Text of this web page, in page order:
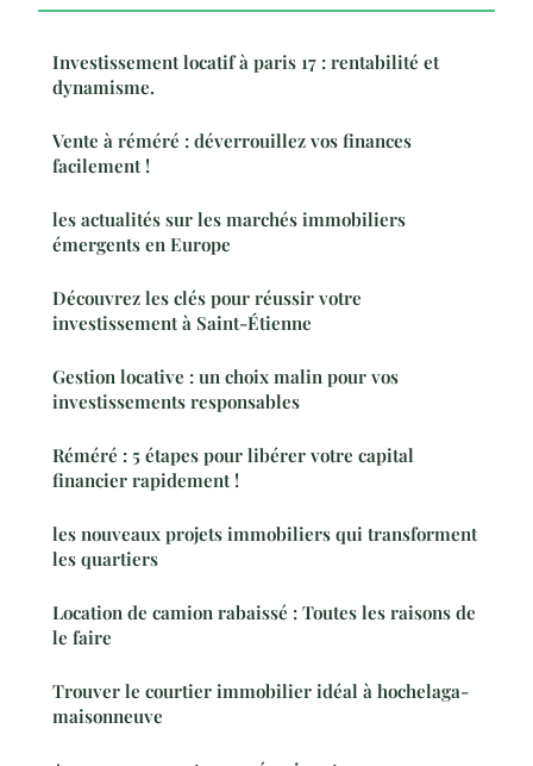
Investissement locatif à paris 17 : rentabilité et
dynamisme.
Vente à réméré : déverrouillez vos finances
facilement !
les actualités sur les marchés immobiliers
émergents en Europe
Découvrez les clés pour réussir votre
investissement à Saint-Étienne
Gestion locative : un choix malin pour vos
investissements responsables
Réméré : 5 étapes pour libérer votre capital
financier rapidement !
les nouveaux projets immobiliers qui transforment
les quartiers
Location de camion rabaissé : Toutes les raisons de
le faire
Trouver le courtier immobilier idéal à hochelaga-
maisonneuve